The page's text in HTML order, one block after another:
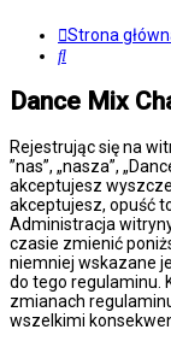
Strona
Szukaj
Dance Mix
Rejestrując się na
”nas”, „nasza”,
akceptujesz
akceptujesz, opuść
Administracja
czasie zmienić
niemniej wskazane
do tego regulaminu.
zmianach
wszelkimi